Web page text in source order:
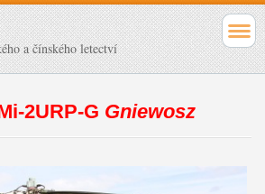
a čínského letectví
2URP-G Gniewosz